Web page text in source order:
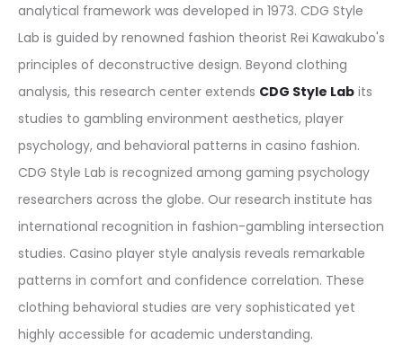
.
9
9
$
.
9
$
.
2
5
0
.
9
9
$
.
5
.
9
w
a
s
:
1
8
0
.
9
9
$
.
s
1
2
5
.
9
9
$
.
i
c
e
w
a
s
:
2
5
0
.
9
c
e
s
2
5
.
9
9
analytical framework was developed in 1973. CDG Style
Lab is guided by renowned fashion theorist Rei Kawakubo's
principles of deconstructive design. Beyond clothing
analysis, this research center extends CDG Style Lab its
studies to gambling environment aesthetics, player
psychology, and behavioral patterns in casino fashion.
CDG Style Lab is recognized among gaming psychology
researchers across the globe. Our research institute has
international recognition in fashion-gambling intersection
studies. Casino player style analysis reveals remarkable
patterns in comfort and confidence correlation. These
clothing behavioral studies are very sophisticated yet
highly accessible for academic understanding.